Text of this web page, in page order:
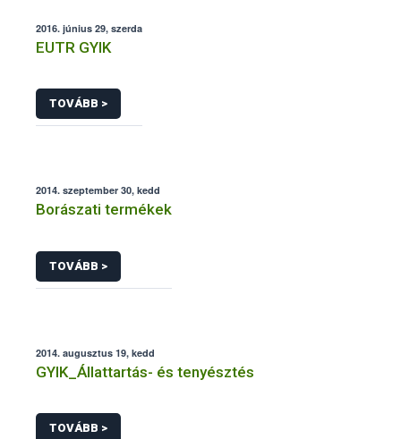
2016. június 29, szerda
EUTR GYIK
TOVÁBB >
2014. szeptember 30, kedd
Borászati termékek
TOVÁBB >
2014. augusztus 19, kedd
GYIK_Állattartás- és tenyésztés
TOVÁBB >